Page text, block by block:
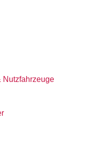
Nutzfahrzeuge